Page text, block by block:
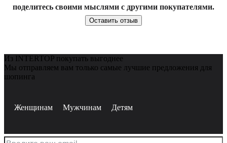
поделитесь своими мыслями с другими покупателями.
Оставить отзыв
Из INTERTOP покупать выгоднее
Мы отправляем вам только самые лучшие предложения для
шопинга
Женщинам Мужчинам Детям